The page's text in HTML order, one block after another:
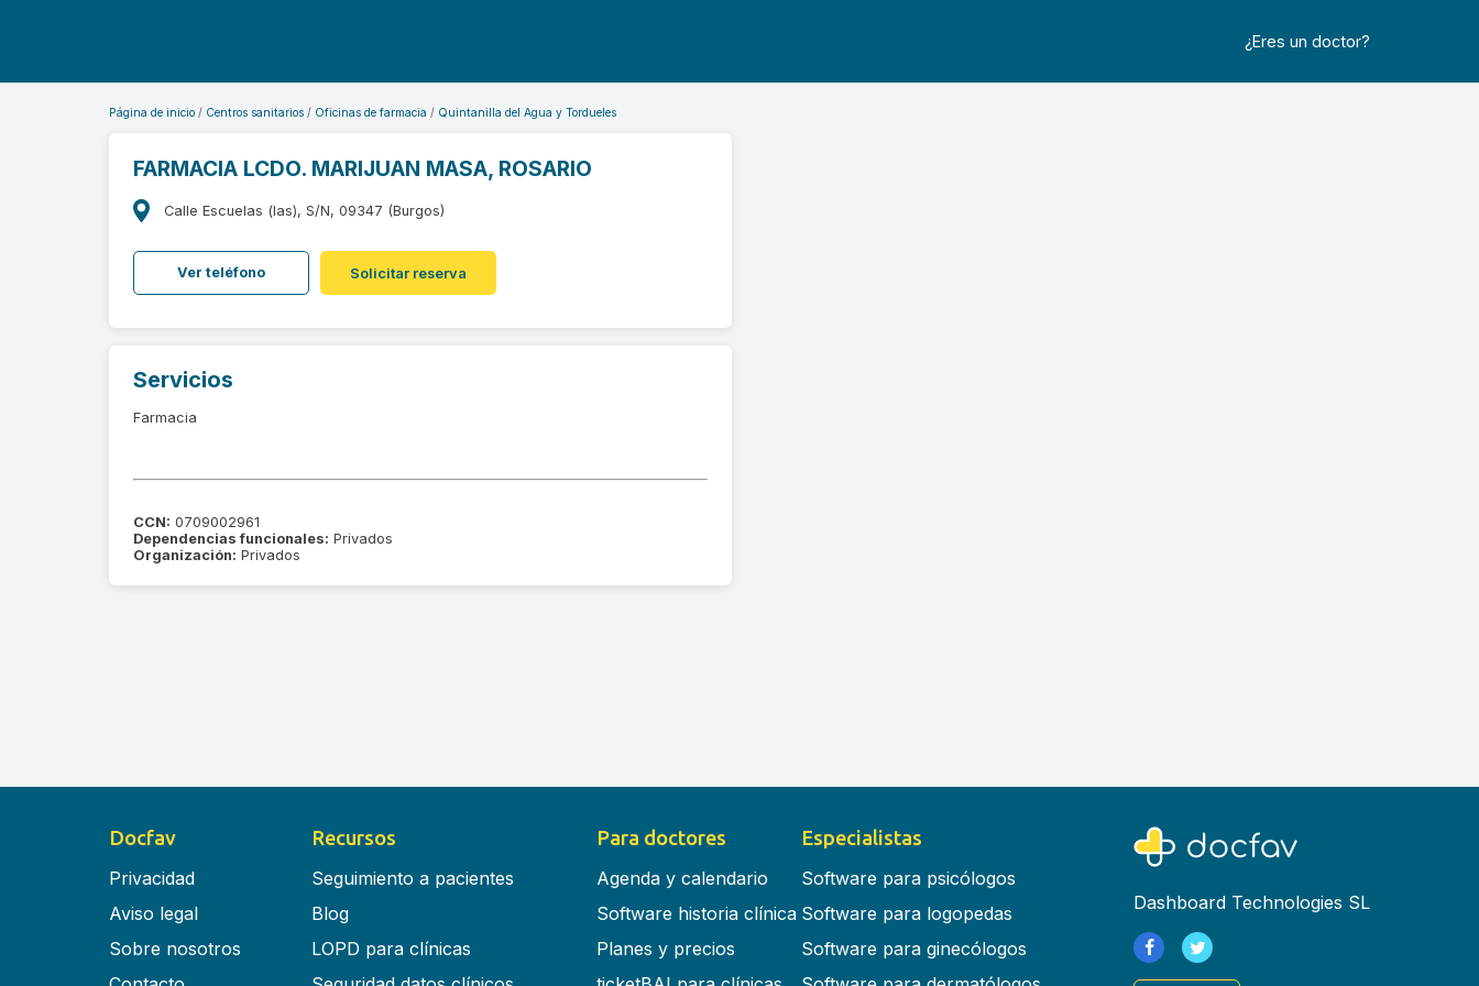
¿Eres un doctor?
Página de inicio Centros sanitarios Oficinas de farmacia Quintanilla del Agua y Tordueles
FARMACIA LCDO. MARIJUAN MASA, ROSARIO
Calle Escuelas (las), S/N, 09347 (Burgos)
Ver teléfono Solicitar reserva
Servicios
Farmacia
CCN: 0709002961
Dependencias funcionales: Privados
Organización: Privados
Docfav
Privacidad
Aviso legal
Sobre nosotros
Recursos
Seguimiento a pacientes
Blog
LOPD para clínicas
Para doctores
Agenda y calendario
Software historia clínica
Planes y precios
Especialistas
Software para psicólogos
Software para logopedas
Software para ginecólogos
Dashboard Technologies SL